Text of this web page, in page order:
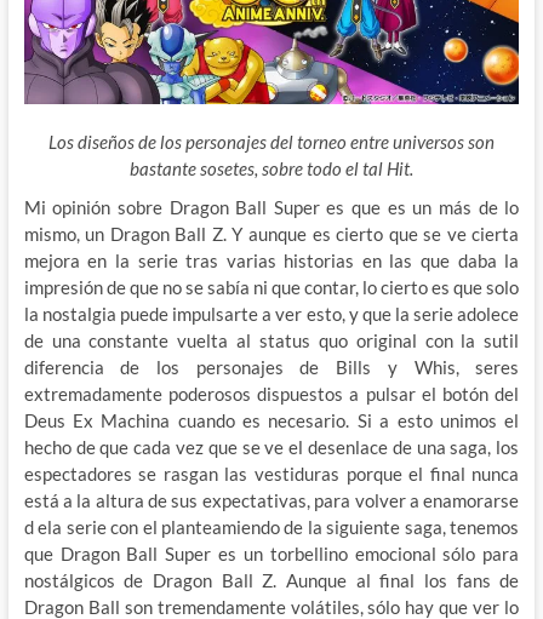
Los diseños de los personajes del torneo entre universos son
bastante sosetes, sobre todo el tal Hit.
Mi opinión sobre Dragon Ball Super es que es un más de lo
mismo, un Dragon Ball Z. Y aunque es cierto que se ve cierta
mejora en la serie tras varias historias en las que daba la
impresión de que no se sabía ni que contar, lo cierto es que solo
la nostalgia puede impulsarte a ver esto, y que la serie adolece
de una constante vuelta al status quo original con la sutil
diferencia de los personajes de Bills y Whis, seres
extremadamente poderosos dispuestos a pulsar el botón del
Deus Ex Machina cuando es necesario. Si a esto unimos el
hecho de que cada vez que se ve el desenlace de una saga, los
espectadores se rasgan las vestiduras porque el final nunca
está a la altura de sus expectativas, para volver a enamorarse
d ela serie con el planteamiendo de la siguiente saga, tenemos
que Dragon Ball Super es un torbellino emocional sólo para
nostálgicos de Dragon Ball Z. Aunque al final los fans de
Dragon Ball son tremendamente volátiles, sólo hay que ver lo